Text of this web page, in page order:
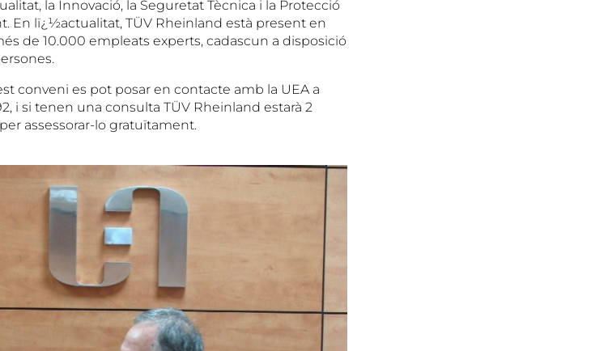
la Innovació, la Seguretat Tècnica i la Protecció
En lï¿½actualitat, TÜV Rheinland està present en
de 10.000 empleats experts, cadascun a disposició
conveni es pot posar en contacte amb la UEA a
i si tenen una consulta TÜV Rheinland estarà 2
assessorar-lo gratuïtament.